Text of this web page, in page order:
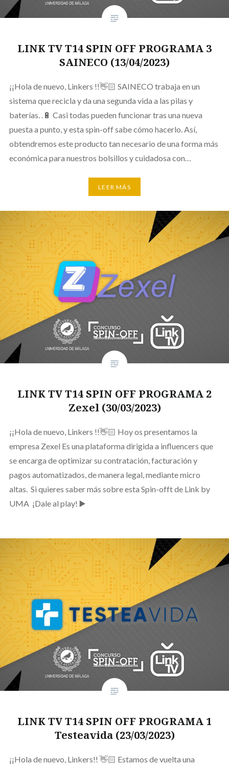
LINK TV T14 SPIN OFF PROGRAMA 3
SAINECO (13/04/2023)
¡¡Hola de nuevo, Linkers !!👋🏻 SAINECO trabaja en un
sistema que recicla y da una segunda vida a las pilas y
baterías. .🔋 Casi todas pueden funcionar tras una nueva
puesta a punto, y esta spin-off sabe cómo hacerlo. Así,
obtendremos este producto tan necesario de una forma más
económica para nuestros bolsillos y cuidadosa con…
LEER MÁS
LINK TV T14 SPIN OFF PROGRAMA 2
Zexel (30/03/2023)
¡¡Hola de nuevo, Linkers !!👋🏻 Hoy os presentamos la
empresa Zexel Es una plataforma dirigida a influencers que
se encarga de optimizar su contratación, facturación y
pagos automatizados, de manera legal, mediante micro
altas. Si quieres saber más sobre esta Spin-offt de Link by
UMA ¡Dale al play! ▶️
LINK TV T14 SPIN OFF PROGRAMA 1
Testeavida (23/03/2023)
¡¡Hola de nuevo, Linkers!! 👋🏻 Estamos de vuelta una